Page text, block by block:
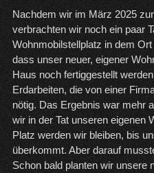
Nachdem wir im März 2025
verbrachten wir noch ein paar
Wohnmobilstellplatz in dem
dass unser neuer, eigener
Haus noch fertiggestellt
Erdarbeiten, die von einer
nötig. Das Ergebnis war mehr
wir in der Tat unseren eigenen
Platz werden wir bleiben, bis
überkommt. Aber darauf
Schon bald planten wir unsere